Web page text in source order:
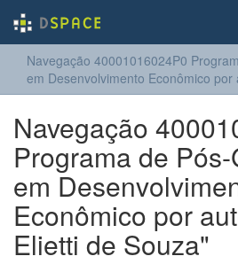
Navegação 40001016024P0
em Desenvolvimento Econômico por
Navegação
Programa de
em
Econômico por
Elietti de Souza"